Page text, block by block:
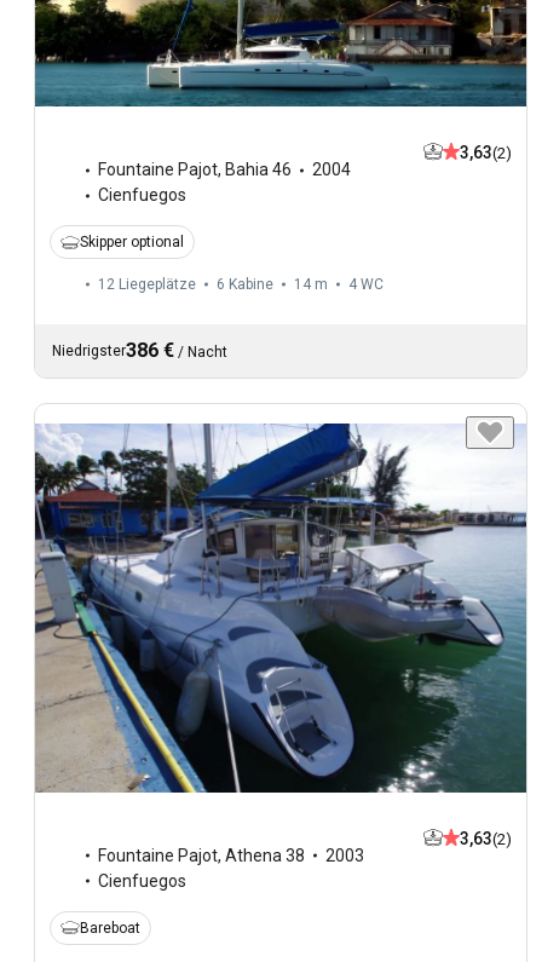
Fountaine Pajot, Bahia 46
2004
Cienfuegos
3,63(2)
Skipper optional
12 Liegeplätze 6 Kabine 14 m 4 WC
Niedrigster386 € / Nacht
Fountaine Pajot, Athena 38
2003
Cienfuegos
3,63(2)
Bareboat